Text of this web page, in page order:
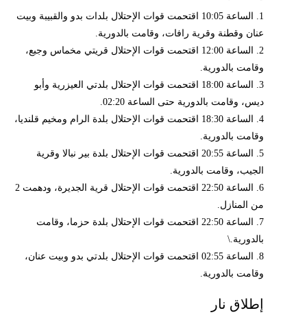
1. الساعة 10:05 اقتحمت قوات الإحتلال بلدات بدو والقبيبة وبيت
عنان وقطنة وقرية رافات، وقامت بالدورية.
2. الساعة 12:00 اقتحمت قوات الإحتلال قريتي مخماس وجبع،
وقامت بالدورية.
3. الساعة 18:00 اقتحمت قوات الإحتلال بلدتي العيزرية وأبو
ديس، وقامت بالدورية حتى الساعة 02:20.
4. الساعة 18:30 اقتحمت قوات الإحتلال بلدة الرام ومخيم قلنديا،
وقامت بالدورية.
5. الساعة 20:55 اقتحمت قوات الإحتلال بلدة بير نبالا وقرية
الجيب، وقامت بالدورية.
6. الساعة 22:50 اقتحمت قوات الإحتلال قرية الجديرة، ودهمت 2
من المنازل.
7. الساعة 22:50 اقتحمت قوات الإحتلال بلدة حزما، وقامت
بالدورية.\
8. الساعة 02:55 اقتحمت قوات الإحتلال بلدتي بدو وبيت عنان،
وقامت بالدورية.
إطلاق نار